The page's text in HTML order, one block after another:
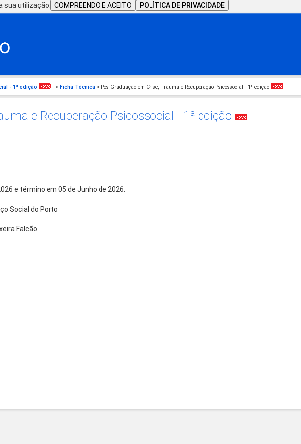
sua utilização. COMPREENDO E ACEITO POLÍTICA DE PRIVACIDADE
- 1ª edição > Ficha Técnica > Pós-Graduação em Crise, Trauma e Recuperação Psicossocial - 1ª edição
e Recuperação Psicossocial - 1ª edição
e término em 05 de Junho de 2026.
Social do Porto
Falcão